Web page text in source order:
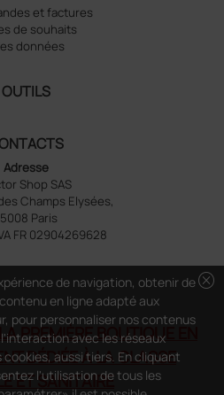
et factures
de souhaits
données
OUTILS
Adresse
Shop SAS
Champs Elysées,
Paris
FR 02904269628
PREMIÈRE BOUTIQUE EN
DÉDIÉE À LA CLASSE
ET SANITAIRE
cancel
de navigation, obtenir de
en ligne adapté aux
pour personnaliser nos contenus
avec les réseaux
aussi tiers. En cliquant
l'utilisation de tous les